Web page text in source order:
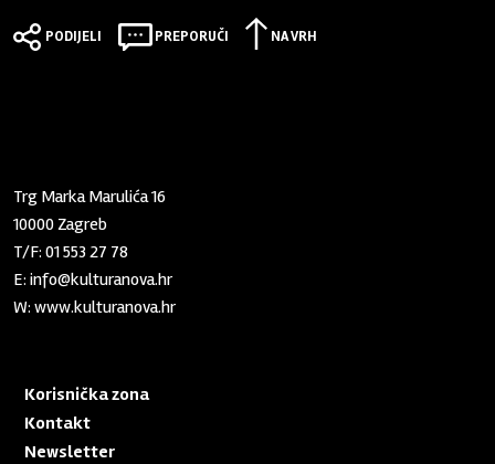
PODIJELI PREPORUČI NA VRH
Trg Marka Marulića 16
10000 Zagreb
T/F:01 553 27 78
E:info@kulturanova.hr
W:www.kulturanova.hr
Korisnička zona
Kontakt
Newsletter